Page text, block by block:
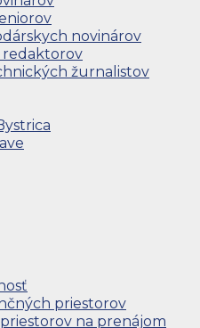
novinárov
žurnalistov
priestorov
na prenájom